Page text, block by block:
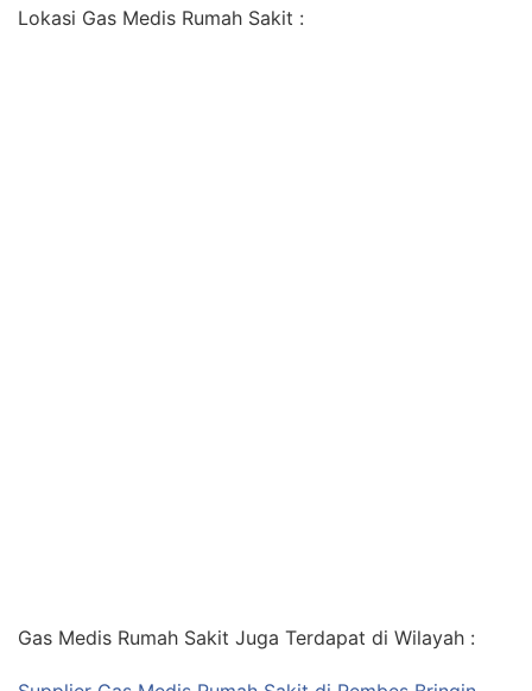
Lokasi Gas Medis Rumah Sakit :
Gas Medis Rumah Sakit Juga Terdapat di Wilayah :